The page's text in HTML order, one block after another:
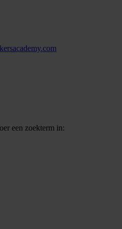
een zoekterm in: